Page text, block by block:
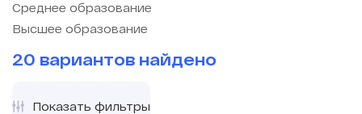
Среднее образование
Высшее образование
20 вариантов найдено
Показать фильтры